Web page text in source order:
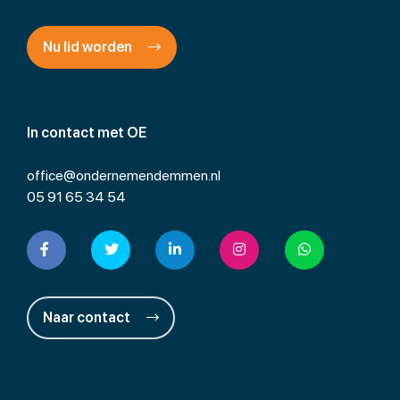
In contact met OE
office@ondernemendemmen.nl
05 91 65 34 54
Naar contact
Nu lid worden